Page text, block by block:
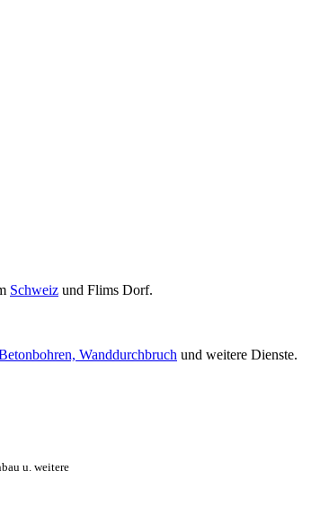
Schweiz und Flims Dorf.
Wanddurchbruch und weitere Dienste.
u. weitere